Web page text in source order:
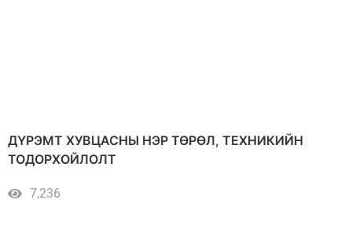
ДҮРЭМТ ХУВЦАСНЫ НЭР ТӨРӨЛ, ТЕХНИКИЙН
ТОДОРХОЙЛОЛТ
7,236